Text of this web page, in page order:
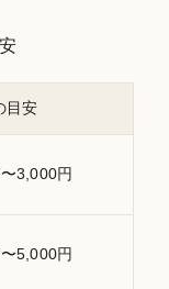
目安
3,000円
5,000円